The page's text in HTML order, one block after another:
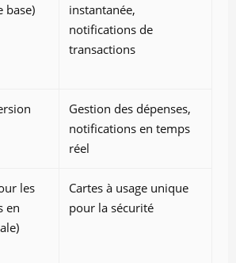
base)
instantanée,
notifications de
transactions
Gestion des dépenses,
notifications en temps
réel
les
en
Cartes à usage unique
pour la sécurité